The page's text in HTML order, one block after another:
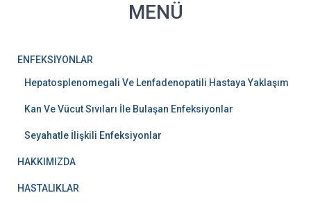
MENÜ
ENFEKSİYONLAR
Hepatosplenomegali Ve Lenfadenopatili Hastaya Yaklaşım
Kan Ve Vücut Sıvıları İle Bulaşan Enfeksiyonlar
Seyahatle İlişkili Enfeksiyonlar
HAKKIMIZDA
HASTALIKLAR